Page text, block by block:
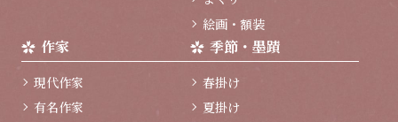
絵画・額装
作家
現代作家
有名作家
季節・墨蹟
春掛け
夏掛け